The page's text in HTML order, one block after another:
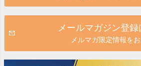
メールマガジン登録
メルマガ限定情報をお